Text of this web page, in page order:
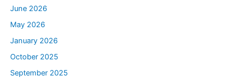
June 2026
May 2026
January 2026
October 2025
September 2025